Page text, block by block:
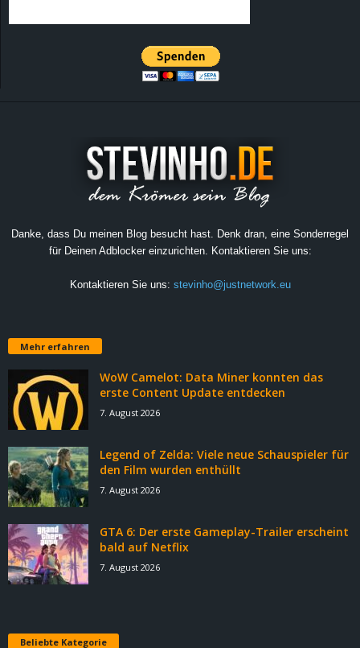
Danke, dass Du meinen Blog besucht hast. Denk dran, eine Sonderregel
für Deinen Adblocker einzurichten. Kontaktieren Sie uns:
Kontaktieren Sie uns: stevinho@justnetwork.eu
Mehr erfahren
WoW Camelot: Data Miner konnten das
erste Content Update entdecken
7. August 2026
Legend of Zelda: Viele neue Schauspieler für
den Film wurden enthüllt
7. August 2026
GTA 6: Der erste Gameplay-Trailer erscheint
bald auf Netflix
7. August 2026
Beliebte Kategorie